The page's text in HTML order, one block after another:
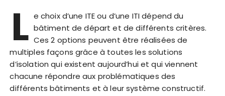
L e choix d’une ITE ou d’une ITI dépend du
bâtiment de départ et de différents critères.
Ces 2 options peuvent être réalisées de
multiples façons grâce à toutes les solutions
d’isolation qui existent aujourd’hui et qui viennent
chacune répondre aux problématiques des
différents bâtiments et à leur système constructif.